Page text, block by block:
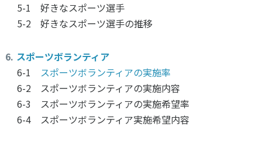
5-1 好きなスポーツ選手
5-2 好きなスポーツ選手の推移
スポーツボランティア
6-1 スポーツボランティアの実施率
6-2 スポーツボランティアの実施内容
6-3 スポーツボランティアの実施希望率
6-4 スポーツボランティア実施希望内容